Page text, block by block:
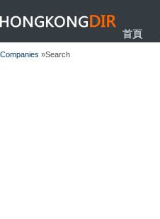
HONGKONGDIR
首頁
Companies »Search